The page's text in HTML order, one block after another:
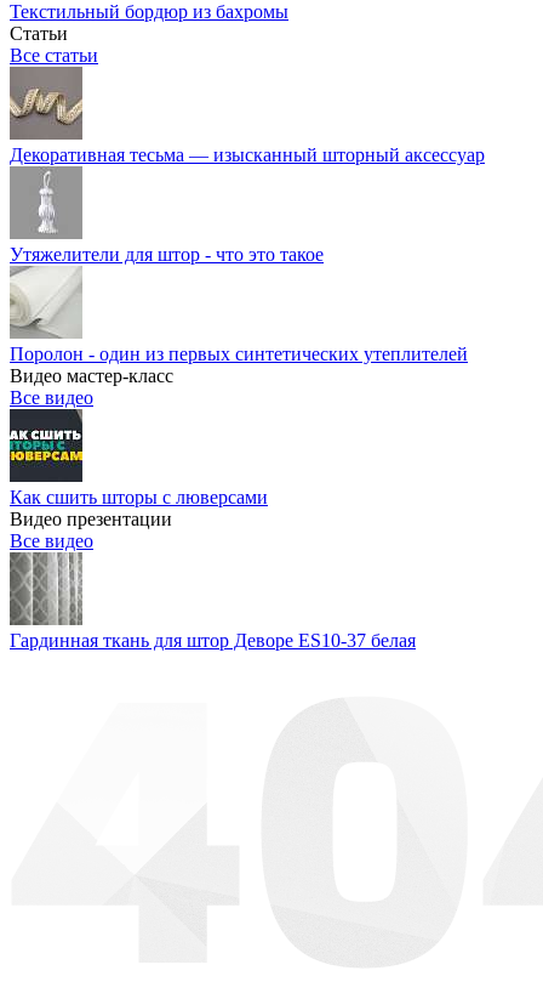
Текстильный бордюр из бахромы
Статьи
Все статьи
Декоративная тесьма — изысканный шторный аксессуар
Утяжелители для штор - что это такое
Поролон - один из первых синтетических утеплителей
Видео мастер-класс
Все видео
Как сшить шторы с люверсами
Видео презентации
Все видео
Гардинная ткань для штор Деворе ES10-37 белая